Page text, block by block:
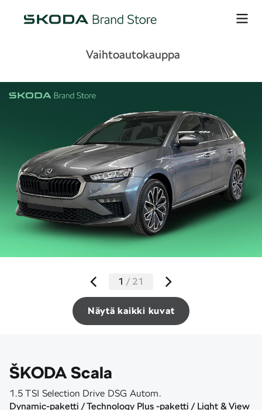
Vaihtoautokauppa
Näytä kaikki kuvat
1 / 21
ŠKODA Scala
1.5 TSI Selection Drive DSG Autom.
Dynamic-paketti / Technology Plus -paketti / Light & View